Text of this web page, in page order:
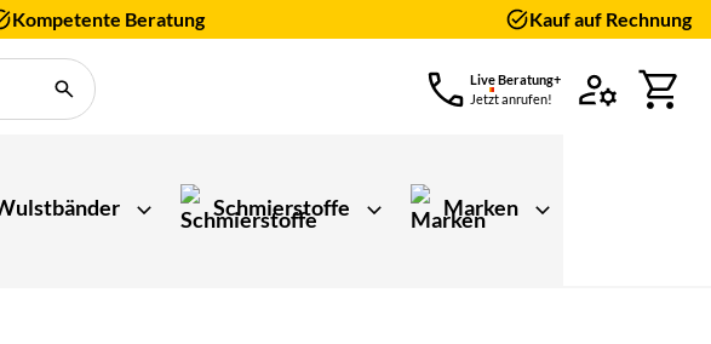
Kompetente Beratung Kauf auf Rechnung
Live Beratung+
Jetzt anrufen!
Schmierstoffe Marken